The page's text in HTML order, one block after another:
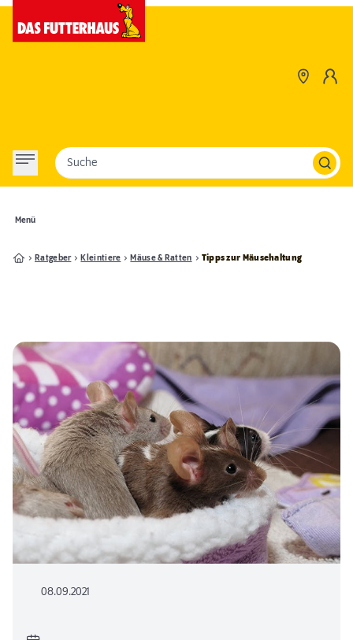
Menü
Suche
Ratgeber Kleintiere Mäuse & Ratten Tipps zur Mäusehaltung
08.09.2021